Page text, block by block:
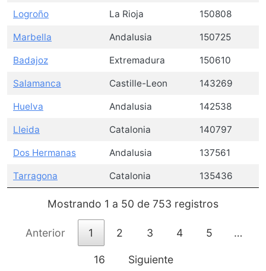
Logroño La Rioja 150808
Marbella Andalusia 150725
Badajoz Extremadura 150610
Salamanca Castille-Leon 143269
Huelva Andalusia 142538
Lleida Catalonia 140797
Dos Hermanas Andalusia 137561
Tarragona Catalonia 135436
Mostrando 1 a 50 de 753 registros
Anterior 1 2 3 4 5 …
16 Siguiente